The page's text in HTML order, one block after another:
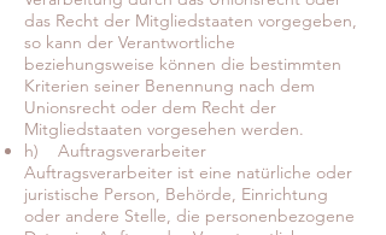
das Recht der Mitgliedstaaten vorgegeben,
so kann der Verantwortliche
beziehungsweise können die bestimmten
Kriterien seiner Benennung nach dem
Unionsrecht oder dem Recht der
Mitgliedstaaten vorgesehen werden.
h) Auftragsverarbeiter
Auftragsverarbeiter ist eine natürliche oder
juristische Person, Behörde, Einrichtung
oder andere Stelle, die personenbezogene